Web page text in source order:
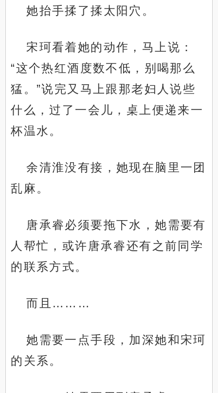
她抬手揉了揉太阳穴。
宋珂看着她的动作，马上说：
“这个热红酒度数不低，别喝那么
猛。”说完又马上跟那老妇人说些
什么，过了一会儿，桌上便递来一
杯温水。
余清淮没有接，她现在脑里一团
乱麻。
唐承睿必须要拖下水，她需要有
人帮忙，或许唐承睿还有之前同学
的联系方式。
而且………
她需要一点手段，加深她和宋珂
的关系。